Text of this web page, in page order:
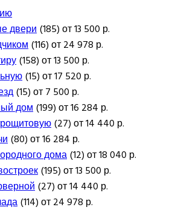
двери(185) от 13 500 р.
(116) от 24 978 р.
(158) от 13 500 р.
(15) от 17 520 р.
(15) от 7 500 р.
дом(199) от 16 284 р.
(27) от 14 440 р.
(80) от 16 284 р.
дома(12) от 18 040 р.
(195) от 13 500 р.
(27) от 14 440 р.
(114) от 24 978 р.